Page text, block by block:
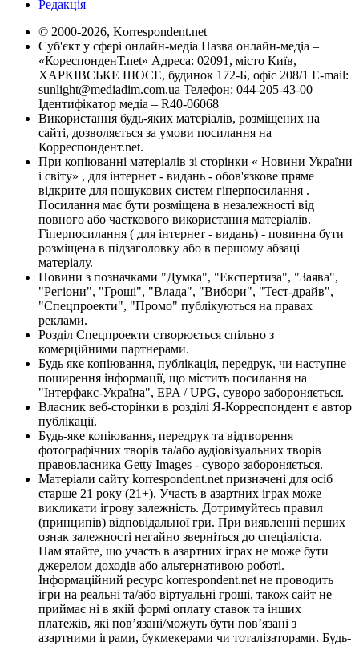
Редакція
© 2000-2026, Korrespondent.net
Суб'єкт у сфері онлайн-медіа Назва онлайн-медіа –
«КореспонденТ.net» Адреса: 02091, місто Київ,
ХАРКІВСЬКЕ ШОСЕ, будинок 172-Б, офіс 208/1 E-mail:
sunlight@mediadim.com.ua Телефон: 044-205-43-00
Ідентифікатор медіа – R40-06068
Використання будь-яких матеріалів, розміщених на
сайті, дозволяється за умови посилання на
Корреспондент.net.
При копіюванні матеріалів зі сторінки « Новини України
і світу» , для інтернет - видань - обов'язкове пряме
відкрите для пошукових систем гіперпосилання .
Посилання має бути розміщена в незалежності від
повного або часткового використання матеріалів.
Гіперпосилання ( для інтернет - видань) - повинна бути
розміщена в підзаголовку або в першому абзаці
матеріалу.
Новини з позначками "Думка", "Експертиза", "Заява",
"Регіони", "Гроші", "Влада", "Вибори", "Тест-драйв",
"Спецпроекти", "Промо" публікуються на правах
реклами.
Розділ Спецпроекти створюється спільно з
комерційними партнерами.
Будь яке копіювання, публікація, передрук, чи наступне
поширення інформації, що містить посилання на
"Інтерфакс-Україна", EPA / UPG, суворо забороняється.
Власник веб-сторінки в розділі Я-Корреспондент є автор
публікації.
Будь-яке копіювання, передрук та відтворення
фотографічних творів та/або аудіовізуальних творів
правовласника Getty Images - суворо забороняється.
Матеріали сайту korrespondent.net призначені для осіб
старше 21 року (21+). Участь в азартних іграх може
викликати ігрову залежність. Дотримуйтесь правил
(принципів) відповідальної гри. При виявленні перших
ознак залежності негайно зверніться до спеціаліста.
Пам'ятайте, що участь в азартних іграх не може бути
джерелом доходів або альтернативою роботі.
Інформаційний ресурс korrespondent.net не проводить
ігри на реальні та/або віртуальні гроші, також сайт не
приймає ні в якій формі оплату ставок та інших
платежів, які пов’язані/можуть бути пов’язані з
азартними іграми, букмекерами чи тоталізаторами. Будь-